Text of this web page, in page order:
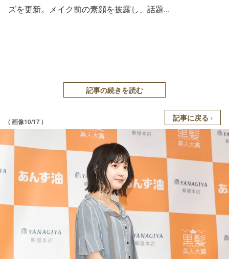
ズを更新。メイク前の素顔を披露し、話題...
記事の続きを読む
( 画像10/17 ) 記事に戻る